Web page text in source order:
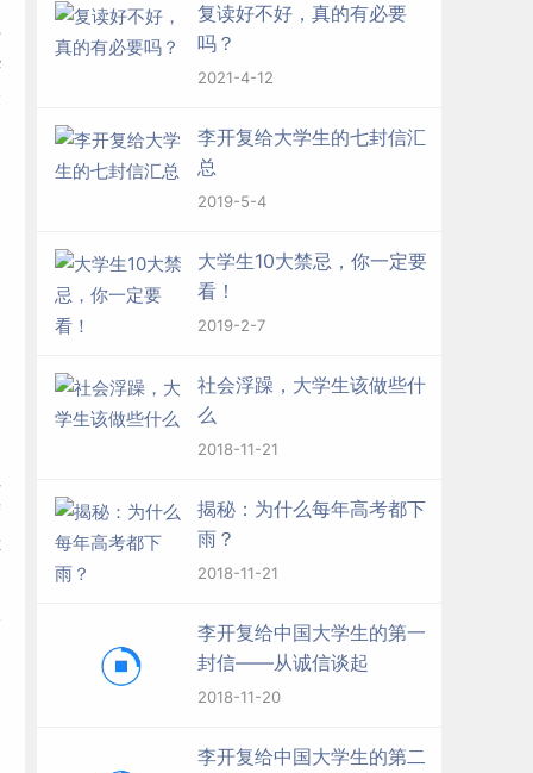
复读好不好，真的有必要
吗？
2021-4-12
李开复给大学生的七封信汇
总
2019-5-4
大学生10大禁忌，你一定要
看！
2019-2-7
社会浮躁，大学生该做些什
么
2018-11-21
揭秘：为什么每年高考都下
雨？
2018-11-21
李开复给中国大学生的第一
封信——从诚信谈起
2018-11-20
李开复给中国大学生的第二